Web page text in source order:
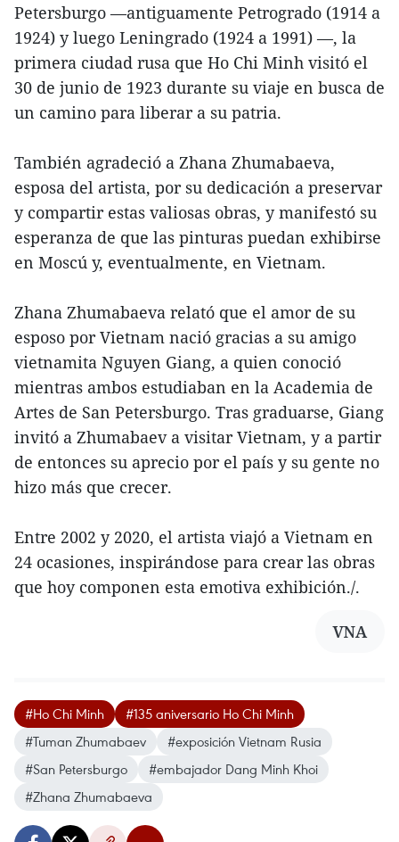
Petersburgo —antiguamente Petrogrado (1914 a
1924) y luego Leningrado (1924 a 1991) —, la
primera ciudad rusa que Ho Chi Minh visitó el
30 de junio de 1923 durante su viaje en busca de
un camino para liberar a su patria.
También agradeció a Zhana Zhumabaeva,
esposa del artista, por su dedicación a preservar
y compartir estas valiosas obras, y manifestó su
esperanza de que las pinturas puedan exhibirse
en Moscú y, eventualmente, en Vietnam.
Zhana Zhumabaeva relató que el amor de su
esposo por Vietnam nació gracias a su amigo
vietnamita Nguyen Giang, a quien conoció
mientras ambos estudiaban en la Academia de
Artes de San Petersburgo. Tras graduarse, Giang
invitó a Zhumabaev a visitar Vietnam, y a partir
de entonces su aprecio por el país y su gente no
hizo más que crecer.
Entre 2002 y 2020, el artista viajó a Vietnam en
24 ocasiones, inspirándose para crear las obras
que hoy componen esta emotiva exhibición./.
VNA
#Ho Chi Minh
#135 aniversario Ho Chi Minh
#Tuman Zhumabaev
#exposición Vietnam Rusia
#San Petersburgo
#embajador Dang Minh Khoi
#Zhana Zhumabaeva